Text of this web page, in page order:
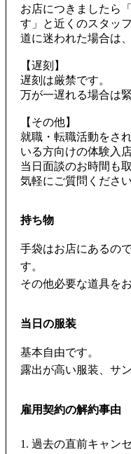
お店につきましたら
す」と近くのスタッ
道に迷われた場合は
【遅刻】
遅刻は厳禁です。
万が一遅れる場合は
【その他】
就職・転職活動をさ
いる方向けの体験入
当日面談のお時間も
気軽にご質問ください
持ち物
手袋はお店にあるの
す。
その他必要な道具を
当日の服装
基本自由です。
露出が高い服装、サ
雇用契約の解約事由
1. 過去の直前キャン